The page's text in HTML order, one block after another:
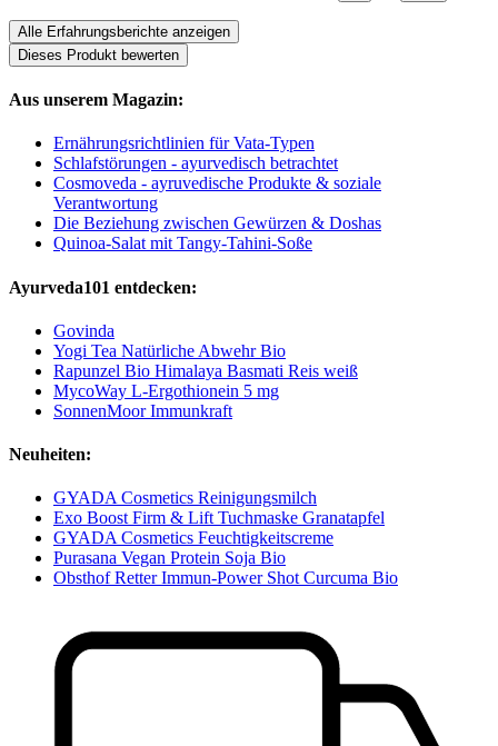
Alle Erfahrungsberichte anzeigen
Dieses Produkt bewerten
Aus unserem Magazin:
Ernährungsrichtlinien für Vata-Typen
Schlafstörungen - ayurvedisch betrachtet
Cosmoveda - ayruvedische Produkte & soziale
Verantwortung
Die Beziehung zwischen Gewürzen & Doshas
Quinoa-Salat mit Tangy-Tahini-Soße
Ayurveda101 entdecken:
Govinda
Yogi Tea Natürliche Abwehr Bio
Rapunzel Bio Himalaya Basmati Reis weiß
MycoWay L-Ergothionein 5 mg
SonnenMoor Immunkraft
Neuheiten:
GYADA Cosmetics Reinigungsmilch
Exo Boost Firm & Lift Tuchmaske Granatapfel
GYADA Cosmetics Feuchtigkeitscreme
Purasana Vegan Protein Soja Bio
Obsthof Retter Immun-Power Shot Curcuma Bio